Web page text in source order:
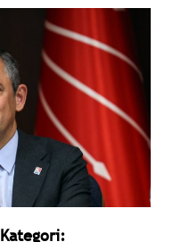
Kategori: